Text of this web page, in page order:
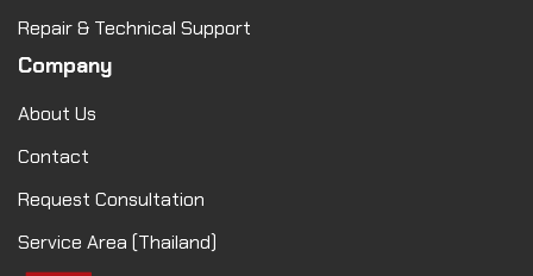
Repair & Technical Support
Company
About Us
Contact
Request Consultation
Service Area (Thailand)